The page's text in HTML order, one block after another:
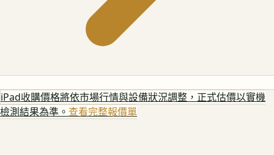
iPad收購價格將依市場行情與設備狀況調整，正式估價以實機
檢測結果為準。 查看完整報價單